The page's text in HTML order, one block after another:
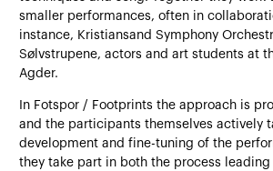
smaller performances, often in
instance, Kristiansand Symphony
Sølvstrupene, actors and art students at
Agder.
In Fotspor / Footprints the approach is
and the participants themselves actively
development and fine-tuning of the
they take part in both the process